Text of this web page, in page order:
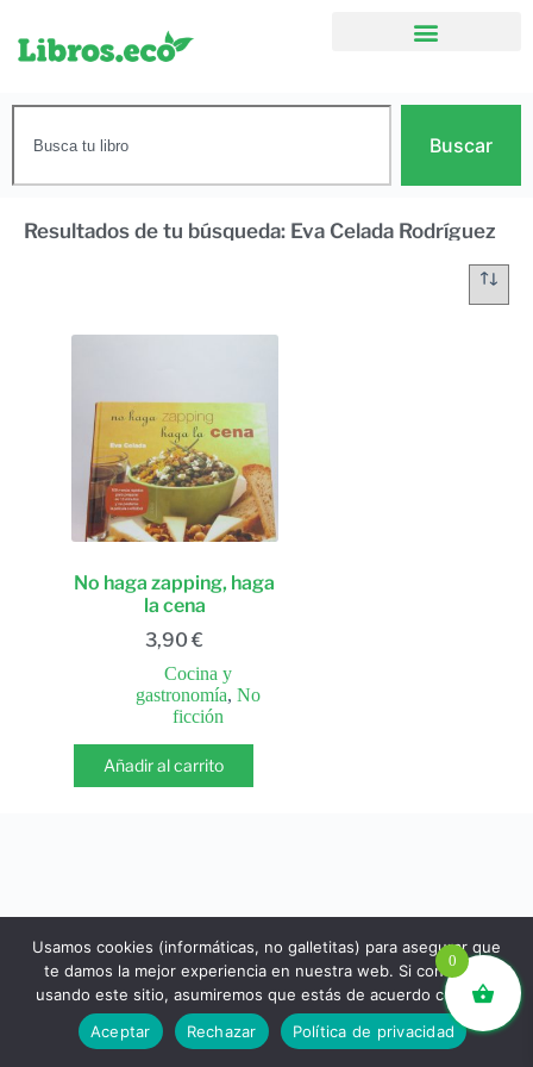
Buscar
Resultados de tu búsqueda: Eva Celada Rodríguez
No haga zapping, haga
la cena
3,90€
Cocina y
gastronomía,No
ficción
Añadir al carrito
libros.eco © - Desde Barcelona para el mundo 💚 |
Devoluciones y reembolsos|Política de Privacidad
0
Usamos cookies (informáticas, no galletitas) para asegurar que
te damos la mejor experiencia en nuestra web. Si continúas
usando este sitio, asumiremos que estás de acuerdo con ello.
Aceptar
Rechazar Política de privacidad